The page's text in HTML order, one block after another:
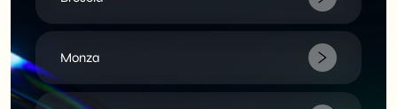
Monza